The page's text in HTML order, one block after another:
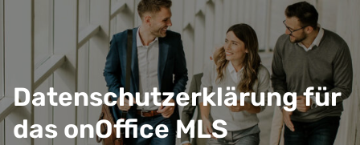
Datenschutzerklärung für
das onOffice MLS